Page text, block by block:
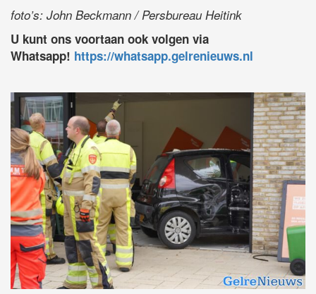
foto’s: John Beckmann / Persbureau Heitink
U kunt ons voortaan ook volgen via
Whatsapp! https://whatsapp.gelrenieuws.nl